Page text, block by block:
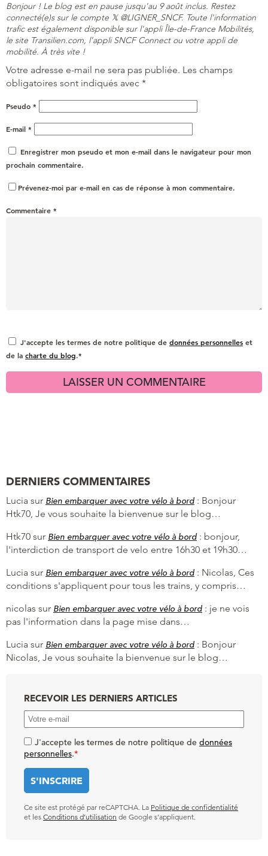
Bonjour ! Le blog est en pause jusqu'au 9 août inclus. Restez
connecté(e)s sur le compte 𝕏 @LIGNER_SNCF. Toute l'information
trafic est également disponible sur l'appli Île-de-France Mobilités,
le site Transilien.com, l'appli SNCF Connect ou votre appli de
mobilité. À très vite !
Votre adresse e-mail ne sera pas publiée. Les champs
obligatoires sont indiqués avec *
Pseudo *
E-mail *
Enregistrer mon pseudo et mon e-mail dans le navigateur pour mon
prochain commentaire.
Prévenez-moi par e-mail en cas de réponse à mon commentaire.
Commentaire *
J'accepte les termes de notre politique de données personnelles et
de la charte du blog.*
DERNIERS COMMENTAIRES
Lucia sur Bien embarquer avec votre vélo à bord : Bonjour
Htk70, Je vous souhaite la bienvenue sur le blog…
Htk70 sur Bien embarquer avec votre vélo à bord : bonjour,
l'interdiction de transport de velo entre 16h30 et 19h30…
Lucia sur Bien embarquer avec votre vélo à bord : Nicolas, Ces
conditions s'appliquent pour tous les trains, y compris…
nicolas sur Bien embarquer avec votre vélo à bord : je ne vois
pas l'information dans la page mise dans…
Lucia sur Bien embarquer avec votre vélo à bord : Bonjour
Nicolas, Je vous souhaite la bienvenue sur le blog…
RECEVOIR LES DERNIERS ARTICLES
J'accepte les termes de notre politique de données
personnelles.*
Ce site est protégé par reCAPTCHA. La Politique de confidentialité
et les Conditions d’utilisation de Google s’appliquent.